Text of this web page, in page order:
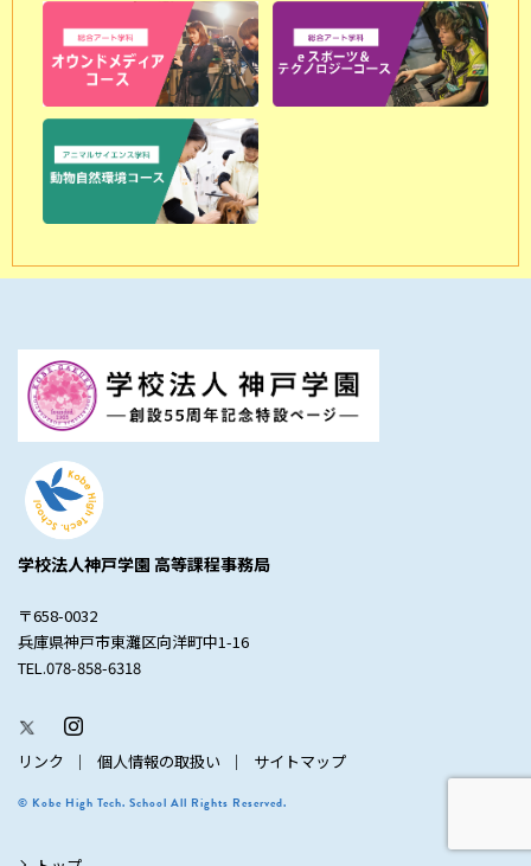
学校法人神戸学園 高等課程事務局
〒658-0032
兵庫県神戸市東灘区向洋町中1-16
TEL.078-858-6318
リンク 個人情報の取扱い サイトマップ
© Kobe High Tech. School All Rights Reserved.